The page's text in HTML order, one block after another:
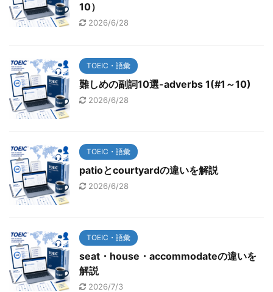
10）
2026/6/28
TOEIC・語彙
難しめの副詞10選-adverbs 1(#1～10)
2026/6/28
TOEIC・語彙
patioとcourtyardの違いを解説
2026/6/28
TOEIC・語彙
seat・house・accommodateの違いを
解説
2026/7/3